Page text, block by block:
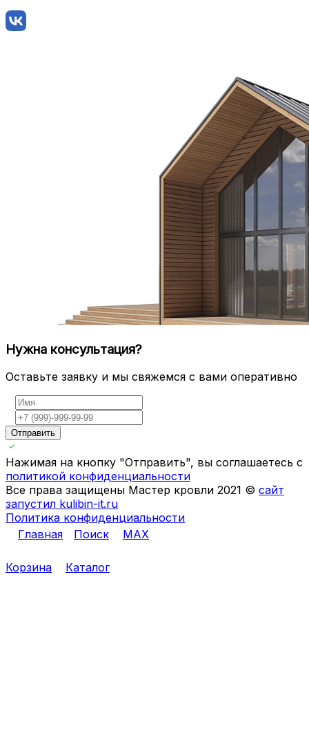
Нужна консультация?
Оставьте заявку и мы свяжемся с вами оперативно
Отправить
Нажимая на кнопку "Отправить", вы соглашаетесь с
политикой конфиденциальности
Все права защищены Мастер кровли 2021 © сайт
запустил kulibin-it.ru
Политика конфиденциальности
Главная
Поиск MAX
Корзина Каталог